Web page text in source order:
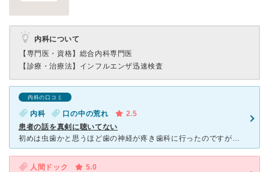
内科について
【専門医・資格】 総合内科専門医
【診療・治療法】 インフルエンザ迅速検査
内科の口コミ
内科 口の中の荒れ
2.5
患者の話を真剣に聴いてない
初めは虫歯かと思うほど歯の神経が疼き歯科に行ったのですがレントゲンでは虫歯は見つからず。上奥歯付近の歯茎にブツブツがあるので痛みの原因はこれでは？と痛み止めと歯茎に薬を塗られて帰宅。 あくる朝、唇に
人間ドック
5.0